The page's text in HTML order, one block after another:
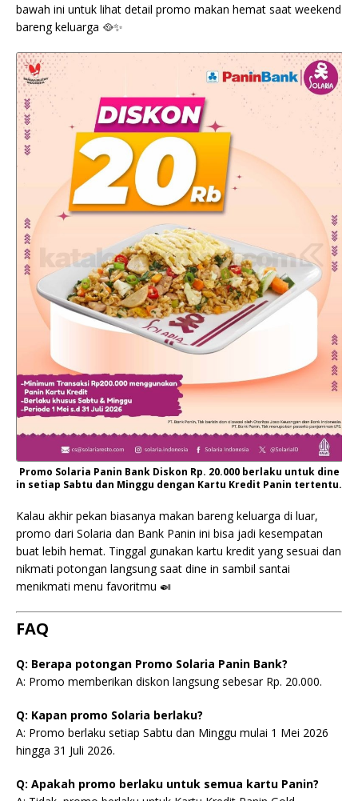
bawah ini untuk lihat detail promo makan hemat saat weekend
bareng keluarga 🥘✨
Promo Solaria Panin Bank Diskon Rp. 20.000 berlaku untuk dine
in setiap Sabtu dan Minggu dengan Kartu Kredit Panin tertentu.
Kalau akhir pekan biasanya makan bareng keluarga di luar,
promo dari Solaria dan Bank Panin ini bisa jadi kesempatan
buat lebih hemat. Tinggal gunakan kartu kredit yang sesuai dan
nikmati potongan langsung saat dine in sambil santai
menikmati menu favoritmu 🍛
FAQ
Q: Berapa potongan Promo Solaria Panin Bank?
A: Promo memberikan diskon langsung sebesar Rp. 20.000.
Q: Kapan promo Solaria berlaku?
A: Promo berlaku setiap Sabtu dan Minggu mulai 1 Mei 2026
hingga 31 Juli 2026.
Q: Apakah promo berlaku untuk semua kartu Panin?